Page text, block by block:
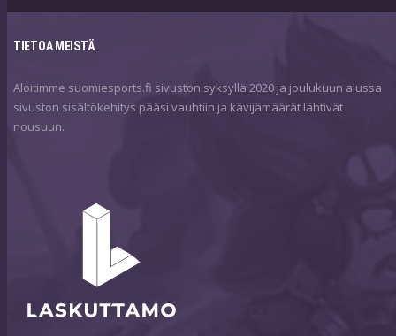
TIETOA MEISTÄ
Aloitimme suomiesports.fi sivuston syksyllä 2020 ja joulukuun alussa
sivuston sisältökehitys pääsi vauhtiin ja kävijämäärät lähtivät
nousuun.